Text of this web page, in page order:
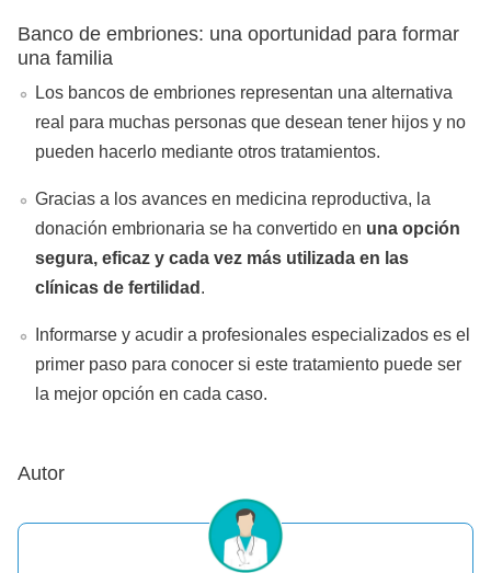
Banco de embriones: una oportunidad para formar
una familia
Los bancos de embriones representan una alternativa
real para muchas personas que desean tener hijos y no
pueden hacerlo mediante otros tratamientos.
Gracias a los avances en medicina reproductiva, la
donación embrionaria se ha convertido en una opción
segura, eficaz y cada vez más utilizada en las
clínicas de fertilidad .
Informarse y acudir a profesionales especializados es el
primer paso para conocer si este tratamiento puede ser
la mejor opción en cada caso.
Autor